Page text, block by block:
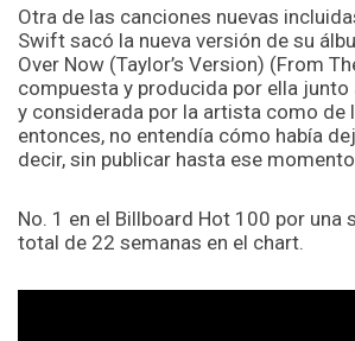
Otra de las canciones nuevas
Swift sacó la nueva versión de su
Over Now (Taylor’s Version) (From
compuesta y producida por ella
y considerada por la artista como de
entonces, no entendía cómo había
decir, sin publicar hasta ese
No. 1 en el Billboard Hot 100 por una
total de 22 semanas en el chart.